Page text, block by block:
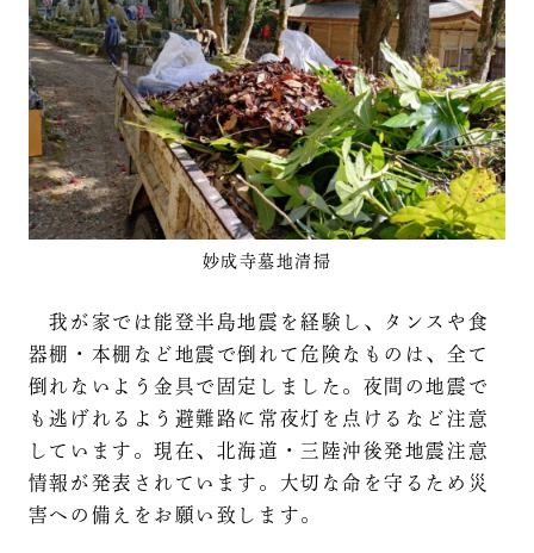
妙成寺墓地清掃
我が家では能登半島地震を経験し、タンスや食
器棚・本棚など地震で倒れて危険なものは、全て
倒れないよう金具で固定しました。夜間の地震で
も逃げれるよう避難路に常夜灯を点けるなど注意
しています。現在、北海道・三陸沖後発地震注意
情報が発表されています。大切な命を守るため災
害への備えをお願い致します。